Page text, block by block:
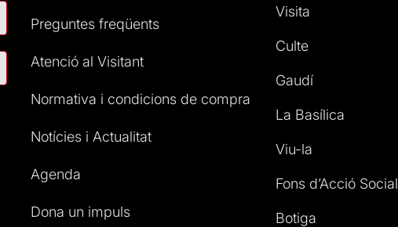
Preguntes freqüents
Atenció al Visitant
Normativa i condicions de compra
Notícies i Actualitat
Agenda
Dona un impuls
Visita
Culte
Gaudí
La Basílica
Viu-la
Fons d’Acció Social
Botiga